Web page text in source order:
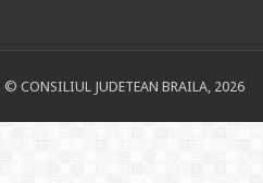
© CONSILIUL JUDETEAN BRAILA, 2026